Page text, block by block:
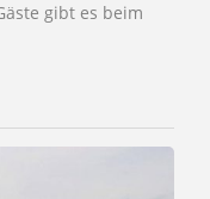
gibt es beim